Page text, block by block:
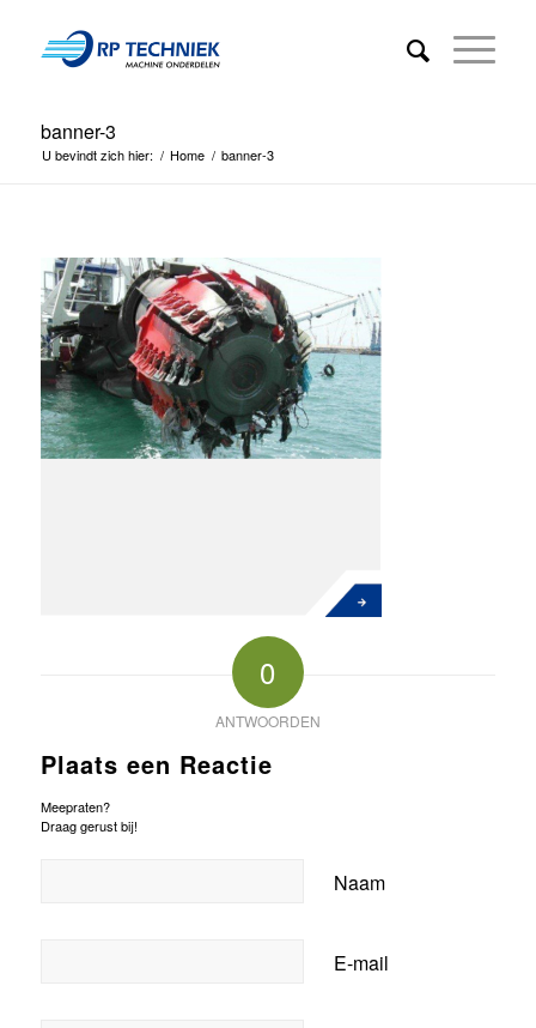
banner-3
U bevindt zich hier: / Home / banner-3
0
ANTWOORDEN
Plaats een Reactie
Meepraten?
Draag gerust bij!
Naam
E-mail